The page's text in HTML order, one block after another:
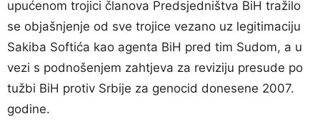
upućenom trojici članova Predsjedništva BiH tražilo
se objašnjenje od sve trojice vezano uz legitimaciju
Sakiba Softića kao agenta BiH pred tim Sudom, a u
vezi s podnošenjem zahtjeva za reviziju presude po
tužbi BiH protiv Srbije za genocid donesene 2007.
godine.